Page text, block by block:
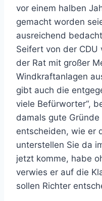
vor einem halben
gemacht worden
ausreichend
Seifert von der CDU
der Rat mit großer
Windkraftanlagen
gibt auch die
viele Befürworter“,
damals gute
entscheiden, wie er
unterstellen Sie da
jetzt komme, habe
verwies er auf die
sollen Richter